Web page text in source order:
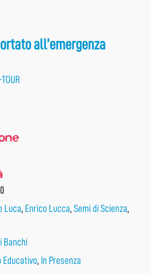
all’emergenza
Luca, Enrico Lucca, Semi di Scienza,
Banchi
Educativo, In Presenza